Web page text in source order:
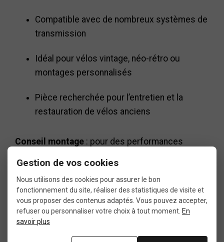
Compatible avec de nombreux systèmes de
transmission
Idéal pour vélos vintage, néo-rétro ou
montages personnalisés
Pièce recherchée pour l’entretien et la
restauration de vélos anciens
Conseil montage : pour des performances
dérailleur proprement réglé, afin d’assurer une
tension constante et un passage de vitesses
fluide sur l’ensemble de la transmission.
Gestion de vos cookies
Nous utilisons des cookies pour assurer le bon
fonctionnement du site, réaliser des statistiques de visite et
vous proposer des contenus adaptés. Vous pouvez accepter,
refuser ou personnaliser votre choix à tout moment. En
savoir plus